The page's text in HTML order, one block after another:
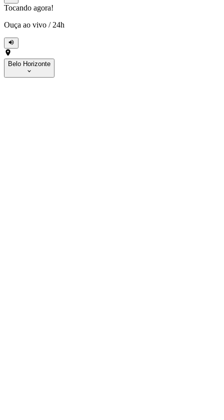
Tocando agora!
Ouça ao vivo / 24h
Belo Horizonte